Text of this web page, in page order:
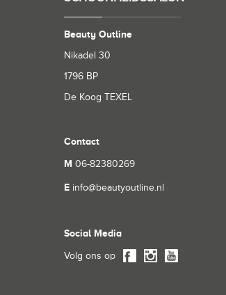
Beauty Outline
Nikadel 30
1796 BP
De Koog TEXEL
Contact
M 06-82380269
E info@beautyoutline.nl
Social Media
Volg ons op